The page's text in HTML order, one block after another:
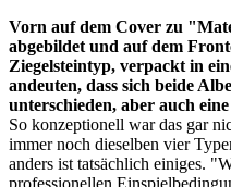
Vorn auf dem Cover zu
abgebildet und auf dem
Ziegelsteintyp, verpackt in
andeuten, dass sich beide
unterschieden, aber auch
So konzeptionell war das gar
immer noch dieselben vier
anders ist tatsächlich einiges.
professionellen